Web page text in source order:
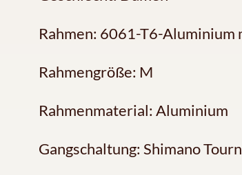
Rahmen: 6061-T6-Aluminium
Rahmengröße: M
Rahmenmaterial: Aluminium
Gangschaltung: Shimano